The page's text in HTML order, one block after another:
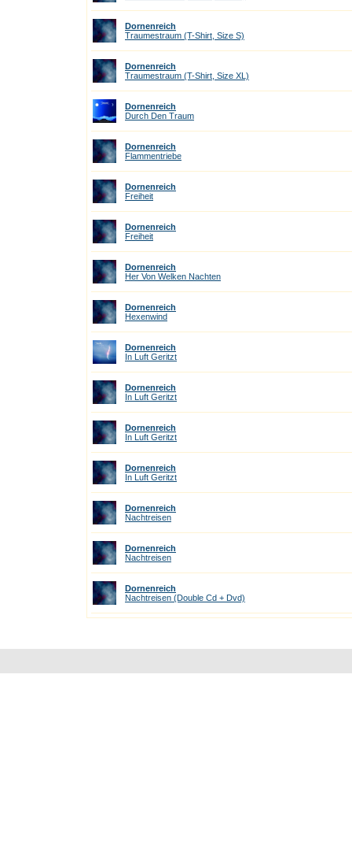
Dornenreich
Traumestraum (T-Shirt, Size S)
Dornenreich
Traumestraum (T-Shirt, Size XL)
Dornenreich
Durch Den Traum
Dornenreich
Flammentriebe
Dornenreich
Freiheit
Dornenreich
Freiheit
Dornenreich
Her Von Welken Nachten
Dornenreich
Hexenwind
Dornenreich
In Luft Geritzt
Dornenreich
In Luft Geritzt
Dornenreich
In Luft Geritzt
Dornenreich
In Luft Geritzt
Dornenreich
Nachtreisen
Dornenreich
Nachtreisen
Dornenreich
Nachtreisen (Double Cd + Dvd)